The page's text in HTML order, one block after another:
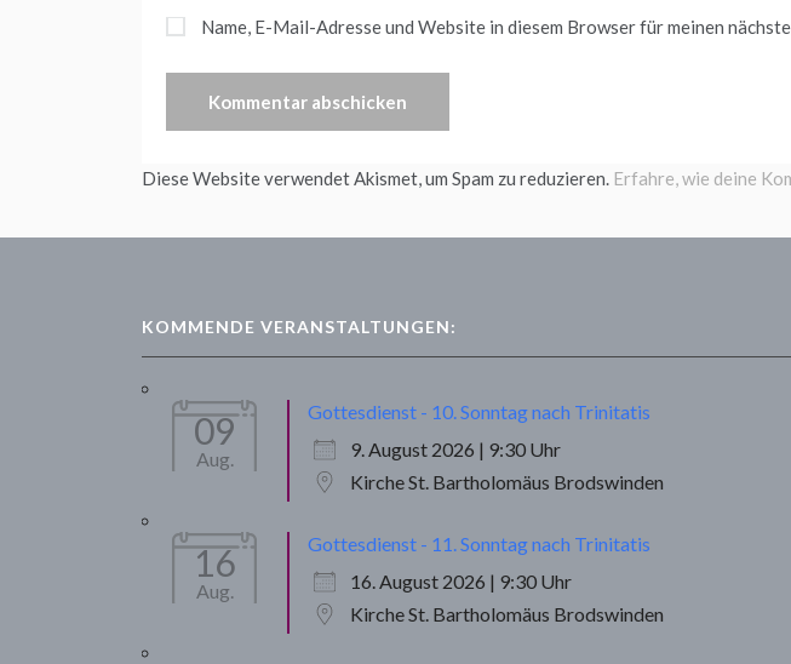
Name, E-Mail-Adresse und Website in diesem Browser für meinen
Diese Website verwendet Akismet, um Spam zu reduzieren. Erfahre, wie deine
KOMMENDE VERANSTALTUNGEN:
09
Aug.
Gottesdienst - 10. Sonntag nach Trinitatis
9. August 2026 | 9:30 Uhr
Kirche St. Bartholomäus Brodswinden
16
Aug.
Gottesdienst - 11. Sonntag nach Trinitatis
16. August 2026 | 9:30 Uhr
Kirche St. Bartholomäus Brodswinden